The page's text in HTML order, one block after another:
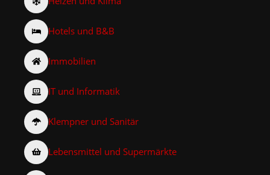
Hotels und B&B
Immobilien
IT und Informatik
Klempner und Sanitär
Lebensmittel und Supermärkte